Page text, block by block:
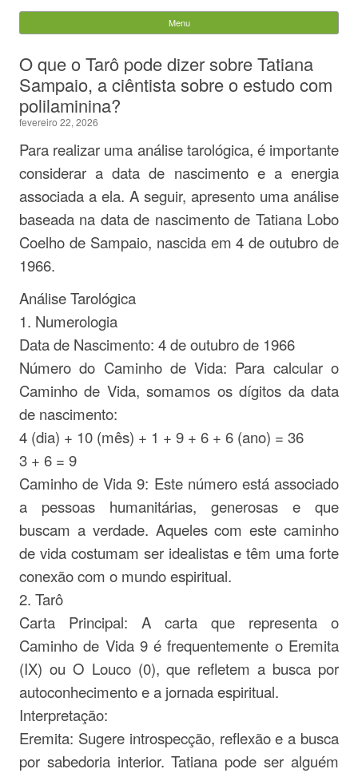
Evandro Legramonte
por:
Menu
O que o Tarô pode dizer sobre Tatiana
Sampaio, a ciêntista sobre o estudo com
polilaminina?
fevereiro 22, 2026
Para realizar uma análise tarológica, é importante
considerar a data de nascimento e a energia
associada a ela. A seguir, apresento uma análise
baseada na data de nascimento de Tatiana Lobo
Coelho de Sampaio, nascida em 4 de outubro de
1966.
Análise Tarológica
1. Numerologia
Data de Nascimento: 4 de outubro de 1966
Número do Caminho de Vida: Para calcular o
Caminho de Vida, somamos os dígitos da data
de nascimento:
4 (dia) + 10 (mês) + 1 + 9 + 6 + 6 (ano) = 36
3 + 6 = 9
Caminho de Vida 9: Este número está associado
a pessoas humanitárias, generosas e que
buscam a verdade. Aqueles com este caminho
de vida costumam ser idealistas e têm uma forte
conexão com o mundo espiritual.
2. Tarô
Carta Principal: A carta que representa o
Caminho de Vida 9 é frequentemente o Eremita
(IX) ou O Louco (0), que refletem a busca por
autoconhecimento e a jornada espiritual.
Interpretação:
Eremita: Sugere introspecção, reflexão e a busca
por sabedoria interior. Tatiana pode ser alguém